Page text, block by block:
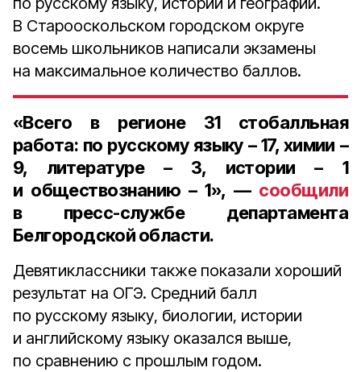
В Старооскольском городском округе
восемь школьников написали экзамены
на максимальное количество баллов.
«Всего в регионе 31 стобалльная
работа: по русскому языку – 17, химии –
9, литературе – 3, истории – 1
и обществознанию – 1», —сообщили
в пресс-службе департамента
Белгородской области.
Девятиклассники также показали хороший
результат на ОГЭ. Средний балл
по русскому языку, биологии, истории
и английскому языку оказался выше,
по сравнению с прошлым годом.